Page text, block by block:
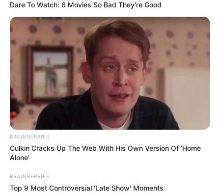
DNA Analysis Revealed The Sick Truth About Ancient
Vikings
BRAINBERRIES
Dare To Watch: 6 Movies So Bad They're Good
BRAINBERRIES
Culkin Cracks Up The Web With His Own Version Of ‘Home
Alone’
BRAINBERRIES
Top 9 Most Controversial 'Late Show' Moments